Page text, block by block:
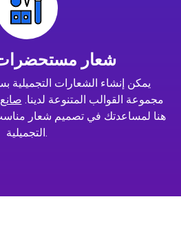
شعار مستحضرات
يمكن إنشاء الشعارات التجميلية
مجموعة القوالب المتنوعة لدينا.
هنا لمساعدتك في تصميم شعار
التجميلية.